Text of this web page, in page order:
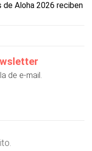
de Aloha 2026 reciben
de e-mail.